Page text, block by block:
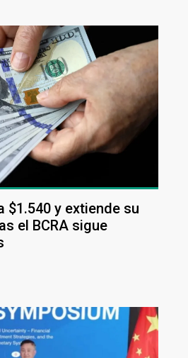
$1.540 y extiende su
el BCRA sigue